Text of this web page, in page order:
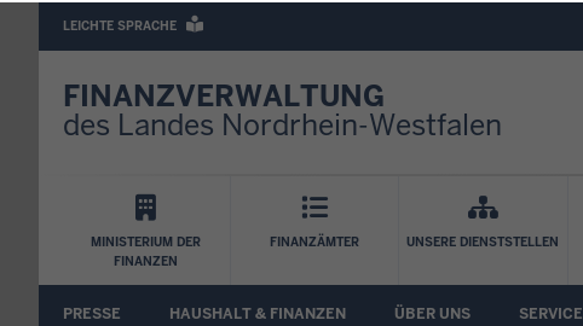
Sprachen
LEICHTE SPRACHE
FINANZVERWALTUNG
des Landes Nordrhein-Westfalen
Hauptnavigation
MINISTERIUM DER
FINANZEN
FINANZÄMTER UNSERE DIENSTSTELLEN
PRESSE HAUSHALT & FINANZEN ÜBER UNS SERVICE